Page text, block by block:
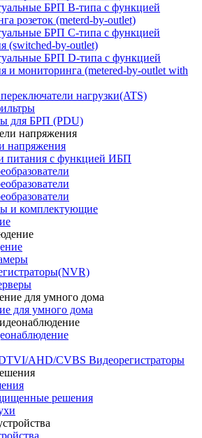
БРП B-типа с функцией
розеток (meterd-by-outlet)
БРП C-типа с функцией
(switched-by-outlet)
БРП D-типа с функцией
и мониторинга (metered-by-outlet with
нагрузки(ATS)
для БРП (PDU)
напряжения
питания c функцией ИБП
и комплектующие
для умного дома
AHD/CVBS Видеорегистраторы
решения